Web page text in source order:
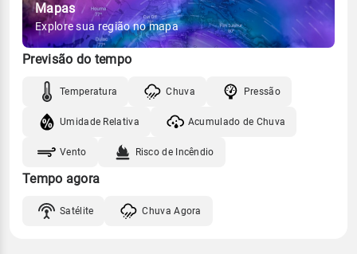
Mapas
Explore sua região no mapa
Previsão do tempo
Temperatura Chuva Pressão
Umidade Relativa Acumulado de Chuva
Vento Risco de Incêndio
Tempo agora
Satélite Chuva Agora